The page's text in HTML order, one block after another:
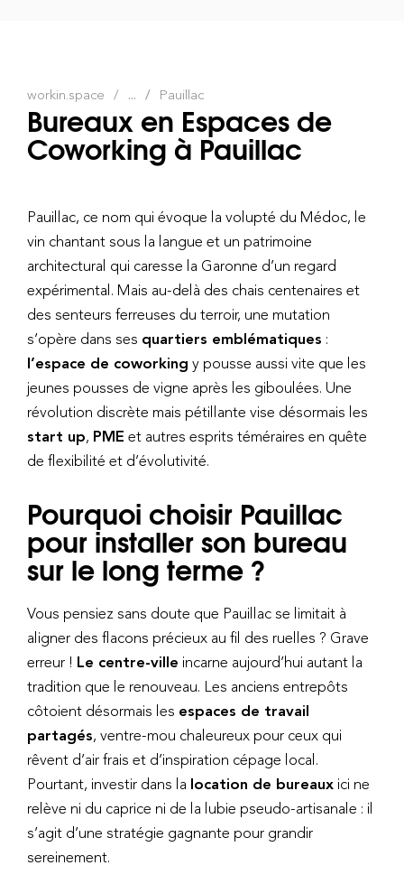
workin.space ... Pauillac
Bureaux en Espaces de
Coworking à Pauillac
Pauillac, ce nom qui évoque la volupté du Médoc, le
vin chantant sous la langue et un patrimoine
architectural qui caresse la Garonne d’un regard
expérimental. Mais au-delà des chais centenaires et
des senteurs ferreuses du terroir, une mutation
s’opère dans ses quartiers emblématiques :
l’espace de coworking y pousse aussi vite que les
jeunes pousses de vigne après les giboulées. Une
révolution discrète mais pétillante vise désormais les
start up, PME et autres esprits téméraires en quête
de flexibilité et d’évolutivité.
Pourquoi choisir Pauillac
pour installer son bureau
sur le long terme ?
Vous pensiez sans doute que Pauillac se limitait à
aligner des flacons précieux au fil des ruelles ? Grave
erreur ! Le centre-ville incarne aujourd’hui autant la
tradition que le renouveau. Les anciens entrepôts
côtoient désormais les espaces de travail
partagés, ventre-mou chaleureux pour ceux qui
rêvent d’air frais et d’inspiration cépage local.
Pourtant, investir dans la location de bureaux ici ne
relève ni du caprice ni de la lubie pseudo-artisanale : il
s’agit d’une stratégie gagnante pour grandir
sereinement.